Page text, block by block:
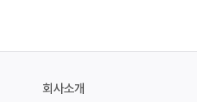
회사소개